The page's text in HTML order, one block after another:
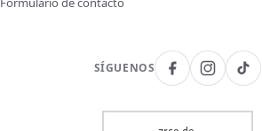
SÍGUENOS